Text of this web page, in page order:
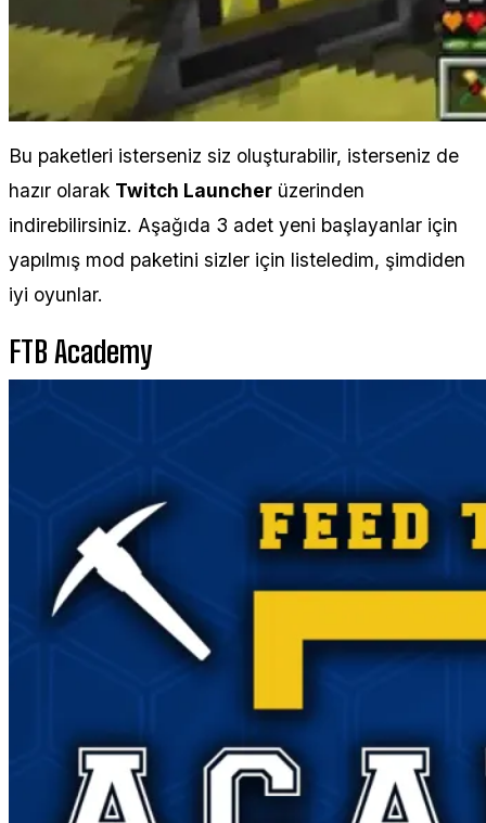
Bu paketleri isterseniz siz oluşturabilir, isterseniz de
hazır olarak Twitch Launcher üzerinden
indirebilirsiniz. Aşağıda 3 adet yeni başlayanlar için
yapılmış mod paketini sizler için listeledim, şimdiden
iyi oyunlar.
FTB Academy